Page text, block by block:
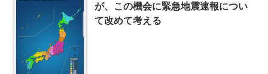
が、この機会に緊急地震速報につい
て改めて考える